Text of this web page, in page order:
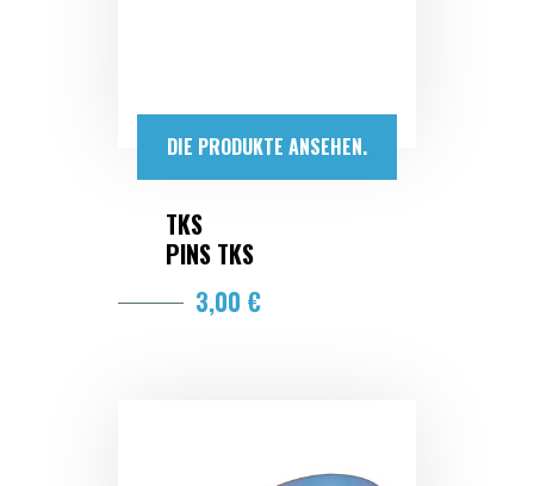
DIE PRODUKTE ANSEHEN.
TKS
PINS TKS
3,00 €